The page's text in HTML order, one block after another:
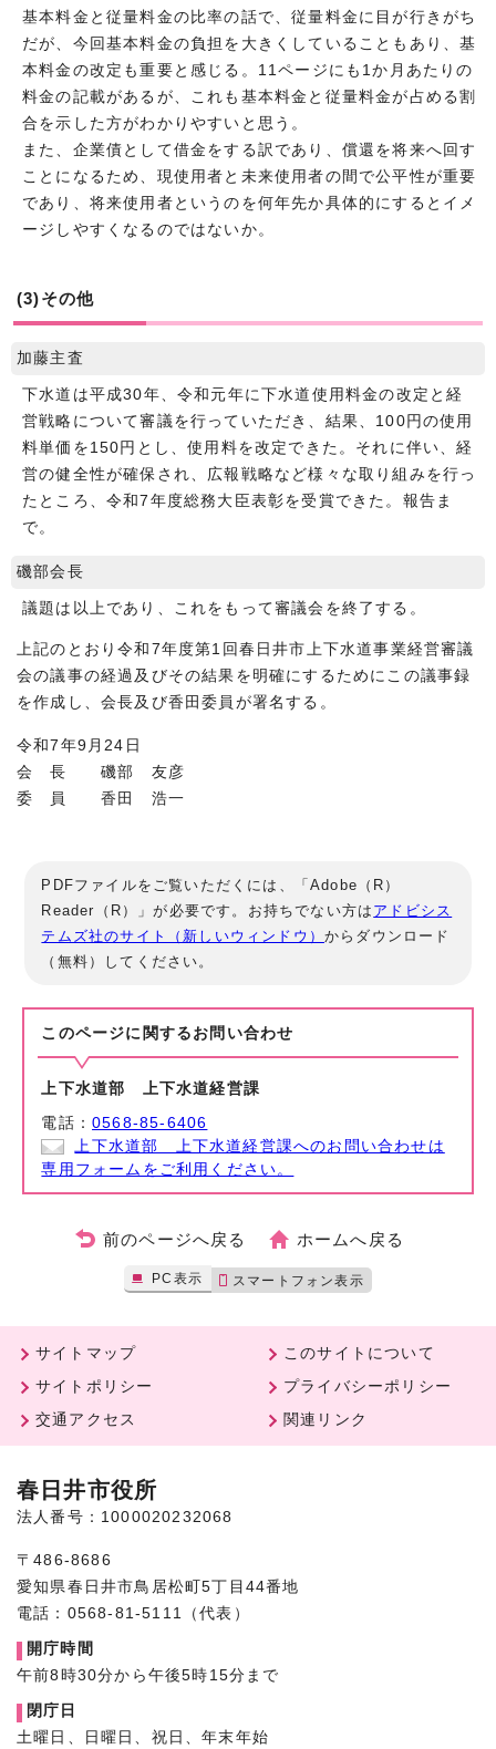
基本料金と従量料金の比率の話で、従量料金に目が行きがち
だが、今回基本料金の負担を大きくしていることもあり、基
本料金の改定も重要と感じる。11ページにも1か月あたりの
料金の記載があるが、これも基本料金と従量料金が占める割
合を示した方がわかりやすいと思う。
また、企業債として借金をする訳であり、償還を将来へ回す
ことになるため、現使用者と未来使用者の間で公平性が重要
であり、将来使用者というのを何年先か具体的にするとイメ
ージしやすくなるのではないか。
(3)その他
加藤主査
下水道は平成30年、令和元年に下水道使用料金の改定と経
営戦略について審議を行っていただき、結果、100円の使用
料単価を150円とし、使用料を改定できた。それに伴い、経
営の健全性が確保され、広報戦略など様々な取り組みを行っ
たところ、令和7年度総務大臣表彰を受賞できた。報告ま
で。
磯部会長
議題は以上であり、これをもって審議会を終了する。
上記のとおり令和7年度第1回春日井市上下水道事業経営審議
会の議事の経過及びその結果を明確にするためにこの議事録
を作成し、会長及び香田委員が署名する。
令和7年9月24日
会 長 磯部 友彦
委 員 香田 浩一
PDFファイルをご覧いただくには、「Adobe（R）
Reader（R）」が必要です。お持ちでない方は アドビシス
テムズ社のサイト（新しいウィンドウ）からダウンロード
（無料）してください。
このページに関する お問い合わせ
上下水道部 上下水道経営課
電話：0568-85-6406
上下水道部 上下水道経営課へのお問い合わせは
専用フォームをご利用ください。
前のページへ戻る ホームへ戻る
PC表示 スマートフォン表示
サイトマップ
このサイトについて
サイトポリシー
プライバシーポリシー
交通アクセス
関連リンク
春日井市役所
法人番号：1000020232068
〒486-8686
愛知県春日井市鳥居松町5丁目44番地
電話：0568-81-5111（代表）
開庁時間
午前8時30分から午後5時15分まで
閉庁日
土曜日、日曜日、祝日、年末年始